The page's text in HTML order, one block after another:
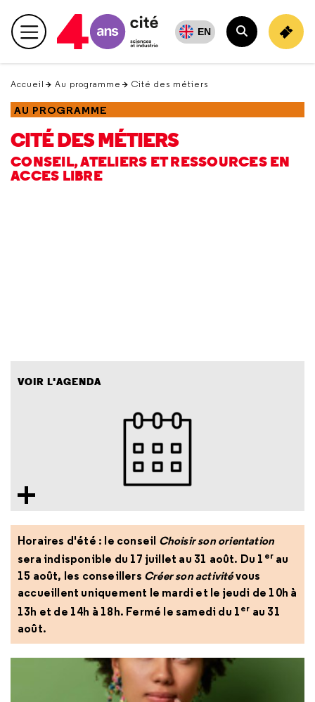
en
haut Menu principal EN
Rechercher
Accueil Au programme Cité des métiers
AU PROGRAMME
CITÉ DES MÉTIERS
CONSEIL, ATELIERS ET RESSOURCES EN
ACCES LIBRE
VOIR L'AGENDA
Horaires d'été : le conseil Choisir son orientation
sera indisponible du 17 juillet au 31 août. Du 1 er au
15 août, les conseillers Créer son activitévous
accueillent uniquement le mardi et le jeudi de 10h à
13h et de 14h à 18h. Fermé le samedi du 1er au 31
août.